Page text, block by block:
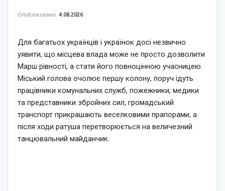
Опубліковано 4.08.2026
Для багатьох українців і українок досі незвично
уявити, що місцева влада може не просто дозволити
Марш рівності, а стати його повноцінною учасницею.
Міський голова очолює першу колону, поруч ідуть
працівники комунальних служб, пожежники, медики
та представники збройних сил, громадський
транспорт прикрашають веселковими прапорами, а
після ходи ратуша перетворюється на величезний
танцювальний майданчик.